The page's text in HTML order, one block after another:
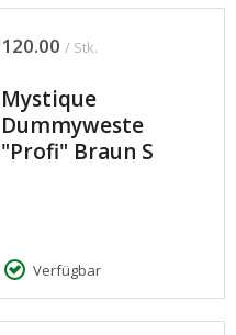
120.00 / Stk.
Mystique
Dummyweste
"Profi" Braun S
Verfügbar